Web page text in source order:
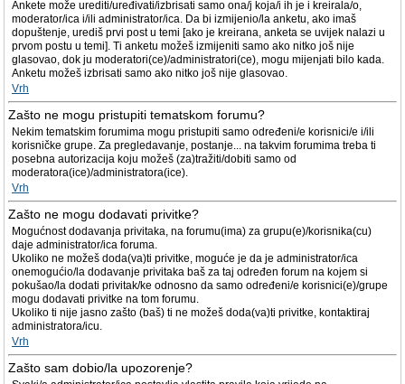
Ankete može urediti/uređivati/izbrisati samo ona/j koja/i ih je i kreirala/o,
moderator/ica i/ili administrator/ica. Da bi izmijenio/la anketu, ako imaš
dopuštenje, urediš prvi post u temi [ako je kreirana, anketa se uvijek nalazi u
prvom postu u temi]. Ti anketu možeš izmijeniti samo ako nitko još nije
glasovao, dok ju moderatori(ce)/administratori(ce), mogu mijenjati bilo kada.
Anketu možeš izbrisati samo ako nitko još nije glasovao.
Vrh
Zašto ne mogu pristupiti tematskom forumu?
Nekim tematskim forumima mogu pristupiti samo određeni/e korisnici/e i/ili
korisničke grupe. Za pregledavanje, postanje... na takvim forumima treba ti
posebna autorizacija koju možeš (za)tražiti/dobiti samo od
moderatora(ice)/administratora(ice).
Vrh
Zašto ne mogu dodavati privitke?
Mogućnost dodavanja privitaka, na forumu(ima) za grupu(e)/korisnika(cu)
daje administrator/ica foruma.
Ukoliko ne možeš doda(va)ti privitke, moguće je da je administrator/ica
onemogućio/la dodavanje privitaka baš za taj određen forum na kojem si
pokušao/la dodati privitak/ke odnosno da samo određeni/e korisnici(e)/grupe
mogu dodavati privitke na tom forumu.
Ukoliko ti nije jasno zašto (baš) ti ne možeš doda(va)ti privitke, kontaktiraj
administratora/icu.
Vrh
Zašto sam dobio/la upozorenje?